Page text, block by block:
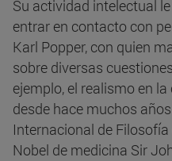
Su actividad intelectual
entrar en contacto con
Karl Popper, con quien
sobre diversas
ejemplo, el realismo en
desde hace muchos
Internacional de
Nobel de medicina Sir